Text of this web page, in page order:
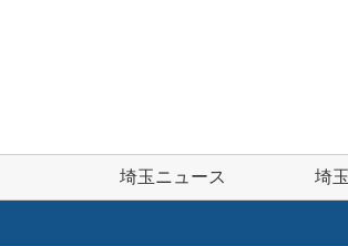
埼玉ニュース 埼